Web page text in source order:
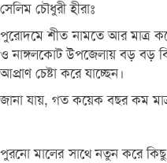
সেলিম চৌধুরী হীরাঃ
পুরোদমে শীত নামতে আর মাত্র
ও নাঙ্গলকোট উপজেলায় বড় বড়
আপ্রাণ চেষ্টা করে যাচ্ছেন।
জানা যায়, গত কয়েক বছর কম
পুরনো মালের সাথে নতুন করে কিছু